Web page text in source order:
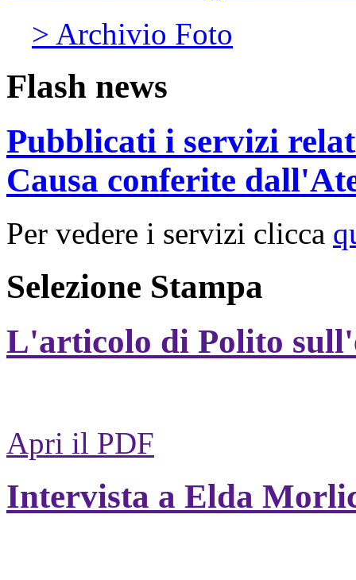
> Archivio Foto
Flash news
Pubblicati i servizi
Causa conferite
Per vedere i servizi clicca
Selezione Stampa
L'articolo di Polito
Apri il PDF
Intervista a Elda